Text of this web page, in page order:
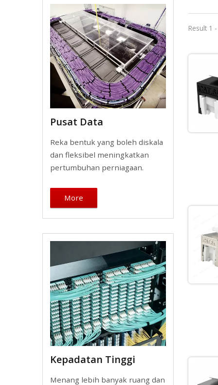
Pusat Data
Reka bentuk yang boleh diskala
dan fleksibel meningkatkan
pertumbuhan perniagaan.
More
Kepadatan Tinggi
Menang lebih banyak ruang dan
Result 1